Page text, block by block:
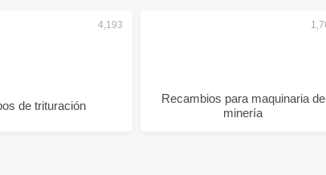
de trituración
Recambios para maquinaria de
minería